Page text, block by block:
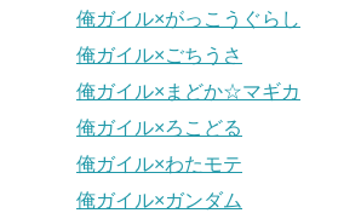
俺ガイル×がっこうぐらし
俺ガイル×ごちうさ
俺ガイル×まどか☆マギカ
俺ガイル×ろこどる
俺ガイル×わたモテ
俺ガイル×ガンダム